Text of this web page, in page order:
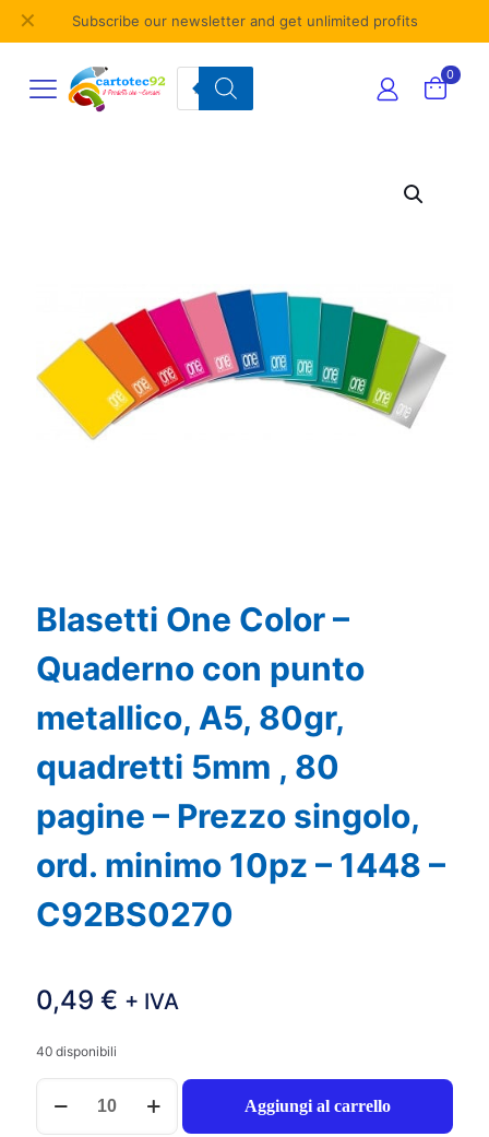
Subscribe our newsletter and get unlimited profits
✕
Products
search
0
Blasetti One Color –
Quaderno con punto
metallico, A5, 80gr,
quadretti 5mm , 80
pagine – Prezzo singolo,
ord. minimo 10pz – 1448 –
C92BS0270
0,49 € + IVA
40 disponibili
Blasetti
One
Color
Aggiungi al carrello